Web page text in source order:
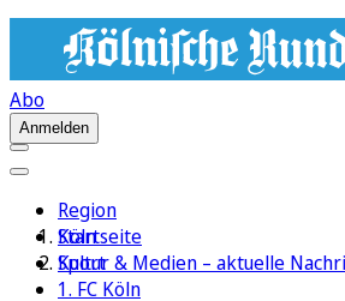
Abo
Anmelden
Region
Köln
Sport
1. FC Köln
Startseite
Kultur & Medien – aktuelle